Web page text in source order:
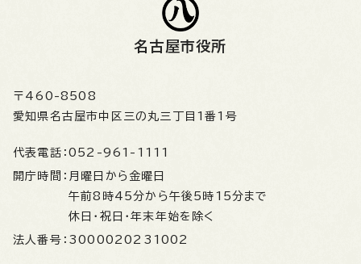
名古屋市役所
〒460-8508
愛知県名古屋市中区三の丸三丁目1番1号
代表電話： 052-961-1111
開庁時間： 月曜日から金曜日
午前8時45分から午後5時15分まで
休日・祝日・年末年始を除く
法人番号： 3000020231002